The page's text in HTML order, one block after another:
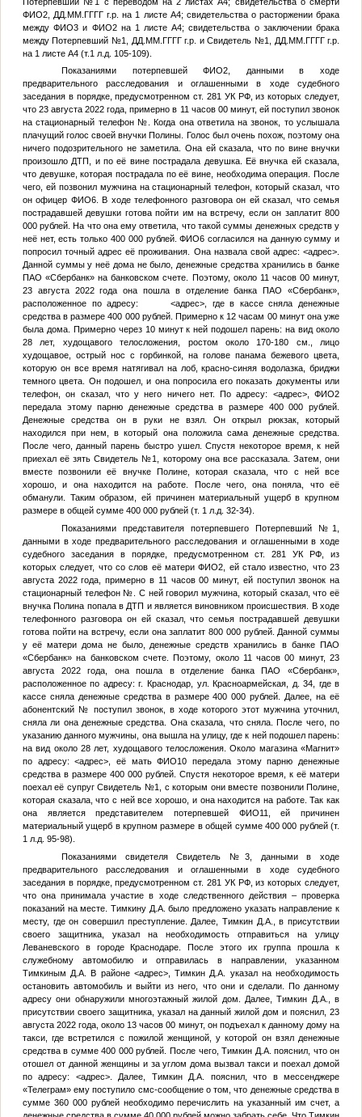
ФИО2, ДД.ММ.ГГГГ г.р. на 1 листе А4; свидетельства о расторжении брака
междуФИО3 и ФИО2на 1 листе А4; свидетельства о заключении брака
междуПотерпевший №1 ДД.ММ.ГГГГг.р. иСвидетель №1 ДД.ММ.ГГГГг.р.
на 1 листе А4 (т.1 л.д. 105-109).
Показаниями потерпевшейФИО2, данными в ходе
предварительного расследования и оглашенными в ходе судебного
заседания в порядке, предусмотренном ст. 281 УК РФ, из которых следует,
что 23 августа 2022 года, примерно в 11 часов 00 минут, ей поступил звонок
на стационарный телефон№. Когда она ответила на звонок, то услышала
плачущий голос своей внучки Полины. Голос был очень похож, поэтому она
ничего подозрительного не заметила. Она ей сказала, что по вине внучки
произошло ДТП, и по её вине пострадала девушка. Её внучка ей сказала,
что девушке, которая пострадала по её вине, необходима операция. После
чего, ей позвонил мужчина на стационарный телефон, который сказал, что
он офицер ФИО6. В ходе телефонного разговора он ей сказал, что семья
пострадавшей девушки готова пойти им на встречу, если он заплатит 800
000 рублей. На что она ему ответила, что такой суммы денежных средств у
неё нет, есть только 400 000 рублей.ФИО6 согласился на данную сумму и
попросил точный адрес её проживания. Она назвала свой адрес:<адрес>.
Данной суммы у неё дома не было, денежные средства хранились в банке
ПАО «Сбербанк» на банковском счете. Поэтому, около 11 часов 00 минут,
23 августа 2022 года она пошла в отделение банка ПАО «Сбербанк»,
расположенное по адресу: <адрес>, где в кассе сняла денежные
средства в размере 400 000 рублей. Примерно к 12 часам 00 минут она уже
была дома. Примерно через 10 минут к ней подошел парень: на вид около
28 лет, худощавого телосложения, ростом около 170-180 см., лицо
худощавое, острый нос с горбинкой, на голове панама бежевого цвета,
которую он все время натягивал на лоб, красно-синяя водолазка, бриджи
темного цвета. Он подошел, и она попросила его показать документы или
телефон, он сказал, что у него ничего нет. По адресу: <адрес>,ФИО2
передала этому парню денежные средства в размере 400 000 рублей.
Денежные средства он в руки не взял. Он открыл рюкзак, который
находился при нем, в который она положила сама денежные средства.
После чего, данный парень быстро ушел. Спустя некоторое время, к ней
приехал её зятьСвидетель №1, которому она все рассказала. Затем, они
вместе позвонили её внучке Полине, которая сказала, что с ней все
хорошо, и она находится на работе. После чего, она поняла, что её
обманули. Таким образом, ей причинен материальный ущерб в крупном
размере в общей сумме 400 000 рублей (т. 1 л.д. 32-34).
Показаниями представителя потерпевшегоПотерпевший №1
данными в ходе предварительного расследования и оглашенными в ходе
судебного заседания в порядке, предусмотренном ст. 281 УК РФ, из
которых следует, что со слов её материФИО2 , ей стало известно, что 23
августа 2022 года, примерно в 11 часов 00 минут, ей поступил звонок на
стационарный телефон№ . С ней говорил мужчина, который сказал, что её
внучка Полина попала в ДТП и является виновником происшествия. В ходе
телефонного разговора он ей сказал, что семья пострадавшей девушки
готова пойти на встречу, если она заплатит 800 000 рублей. Данной суммы
у её матери дома не было, денежные средств хранились в банке ПАО
«Сбербанк» на банковском счете. Поэтому, около 11 часов 00 минут, 23
августа 2022 года, она пошла в отделение банка ПАО «Сбербанк»,
расположенное по адресу: г. Краснодар, ул. Красноармейская, д. 34, где в
кассе сняла денежные средства в размере 400 000 рублей. Далее, на её
абонентский № поступил звонок, в ходе которого этот мужчина уточнил,
сняла ли она денежные средства. Она сказала, что сняла. После чего, по
указанию данного мужчины, она вышла на улицу, где к ней подошел парень:
на вид около 28 лет, худощавого телосложения. Около магазина «Магнит»
по адресу:<адрес> , её матьФИО10 передала этому парню денежные
средства в размере 400 000 рублей. Спустя некоторое время, к её матери
поехал её супругСвидетель №1
, с которым они вместе позвонили Полине,
которая сказала, что с ней все хорошо, и она находится на работе. Так как
она является представителем потерпевшей ФИО11
, ей причинен
материальный ущерб в крупном размере в общей сумме 400 000 рублей (т.
1 л.д. 95-98).
Показаниями свидетеляСвидетель №3 , данными в ходе
предварительного расследования и оглашенными в ходе судебного
заседания в порядке, предусмотренном ст. 281 УК РФ, из которых следует,
что она принимала участие в ходе следственного действия – проверка
показаний на месте. Тимкину Д.А. было предложено указать направление к
месту, где он совершил преступление. Далее,Тимкин Д.А.
, в присутствии
своего защитника, указал на необходимость отправиться на улицу
Леваневского в городе Краснодаре. После этого их группа прошла к
служебному автомобилю и отправилась в направлении, указанном
Тимкиным Д.А.
В районе <адрес>,Тимкин Д.А.
указал на необходимость
остановить автомобиль и выйти из него, что они и сделали. По данному
адресу они обнаружили многоэтажный жилой дом. Далее,Тимкин Д.А.
, в
присутствии своего защитника, указал на данный жилой дом и пояснил, 23
августа 2022 года, около 13 часов 00 минут, он подъехал к данному дому на
такси, где встретился с пожилой женщиной, у которой он взял денежные
средства в сумме 400 000 рублей. После чего,Тимкин Д.А. пояснил, что он
отошел от данной женщины и за углом дома вызвал такси и поехал домой
по адресу: <адрес>. Далее, Тимкин Д.А.
пояснил, что в мессенджере
«Телеграм» ему поступило смс-сообщение о том, что денежные средства в
сумме 360 000 рублей необходимо перечислить на указанный им счет, а